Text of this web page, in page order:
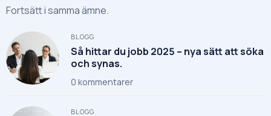
Fortsätt i samma ämne.
BLOGG
Så hittar du jobb 2025 – nya sätt att söka
och synas.
0 kommentarer
BLOGG